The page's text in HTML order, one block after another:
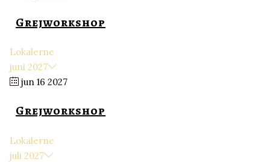
Grejworkshop
Lokalerne
juni 2027
jun 16 2027
Grejworkshop
Lokalerne
juli 2027